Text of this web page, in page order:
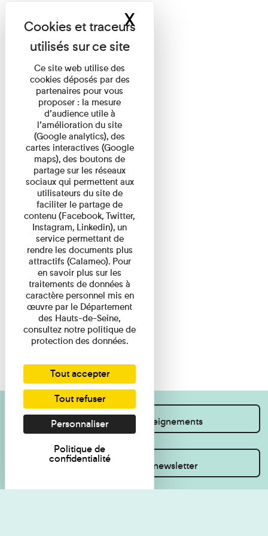
Je souhaite des renseignements
Inscrivez-vous à la newsletter
Ce site web utilise des
cookies déposés par des
partenaires pour vous
proposer : la mesure
d’audience utile à
l’amélioration du site
(Google analytics), des
cartes interactives (Google
maps), des boutons de
partage sur les réseaux
sociaux qui permettent aux
utilisateurs du site de
faciliter le partage de
contenu (Facebook, Twitter,
Instagram, Linkedin), un
service permettant de
rendre les documents plus
attractifs (Calameo). Pour
en savoir plus sur les
traitements de données à
caractère personnel mis en
œuvre par le Département
des Hauts-de-Seine,
consultez notre politique de
protection des données.
Tout accepter
Tout refuser
Personnaliser
Politique de
confidentialité
XMasquer le